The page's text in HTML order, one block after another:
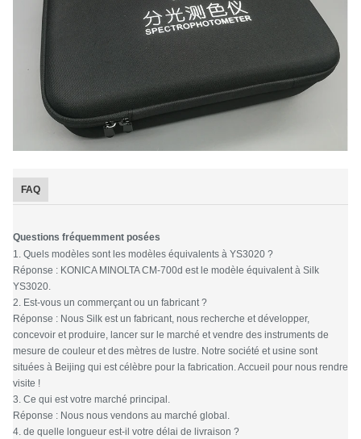
FAQ
Questions fréquemment posées
1. Quels modèles sont les modèles équivalents à YS3020 ?
Réponse : KONICA MINOLTA CM-700d est le modèle équivalent à Silk
YS3020.
2. Est-vous un commerçant ou un fabricant ?
Réponse : Nous Silk est un fabricant, nous recherche et développer,
concevoir et produire, lancer sur le marché et vendre des instruments de
mesure de couleur et des mètres de lustre. Notre société et usine sont
situées à Beijing qui est célèbre pour la fabrication. Accueil pour nous rendre
visite !
3. Ce qui est votre marché principal.
Réponse : Nous nous vendons au marché global.
4. de quelle longueur est-il votre délai de livraison ?